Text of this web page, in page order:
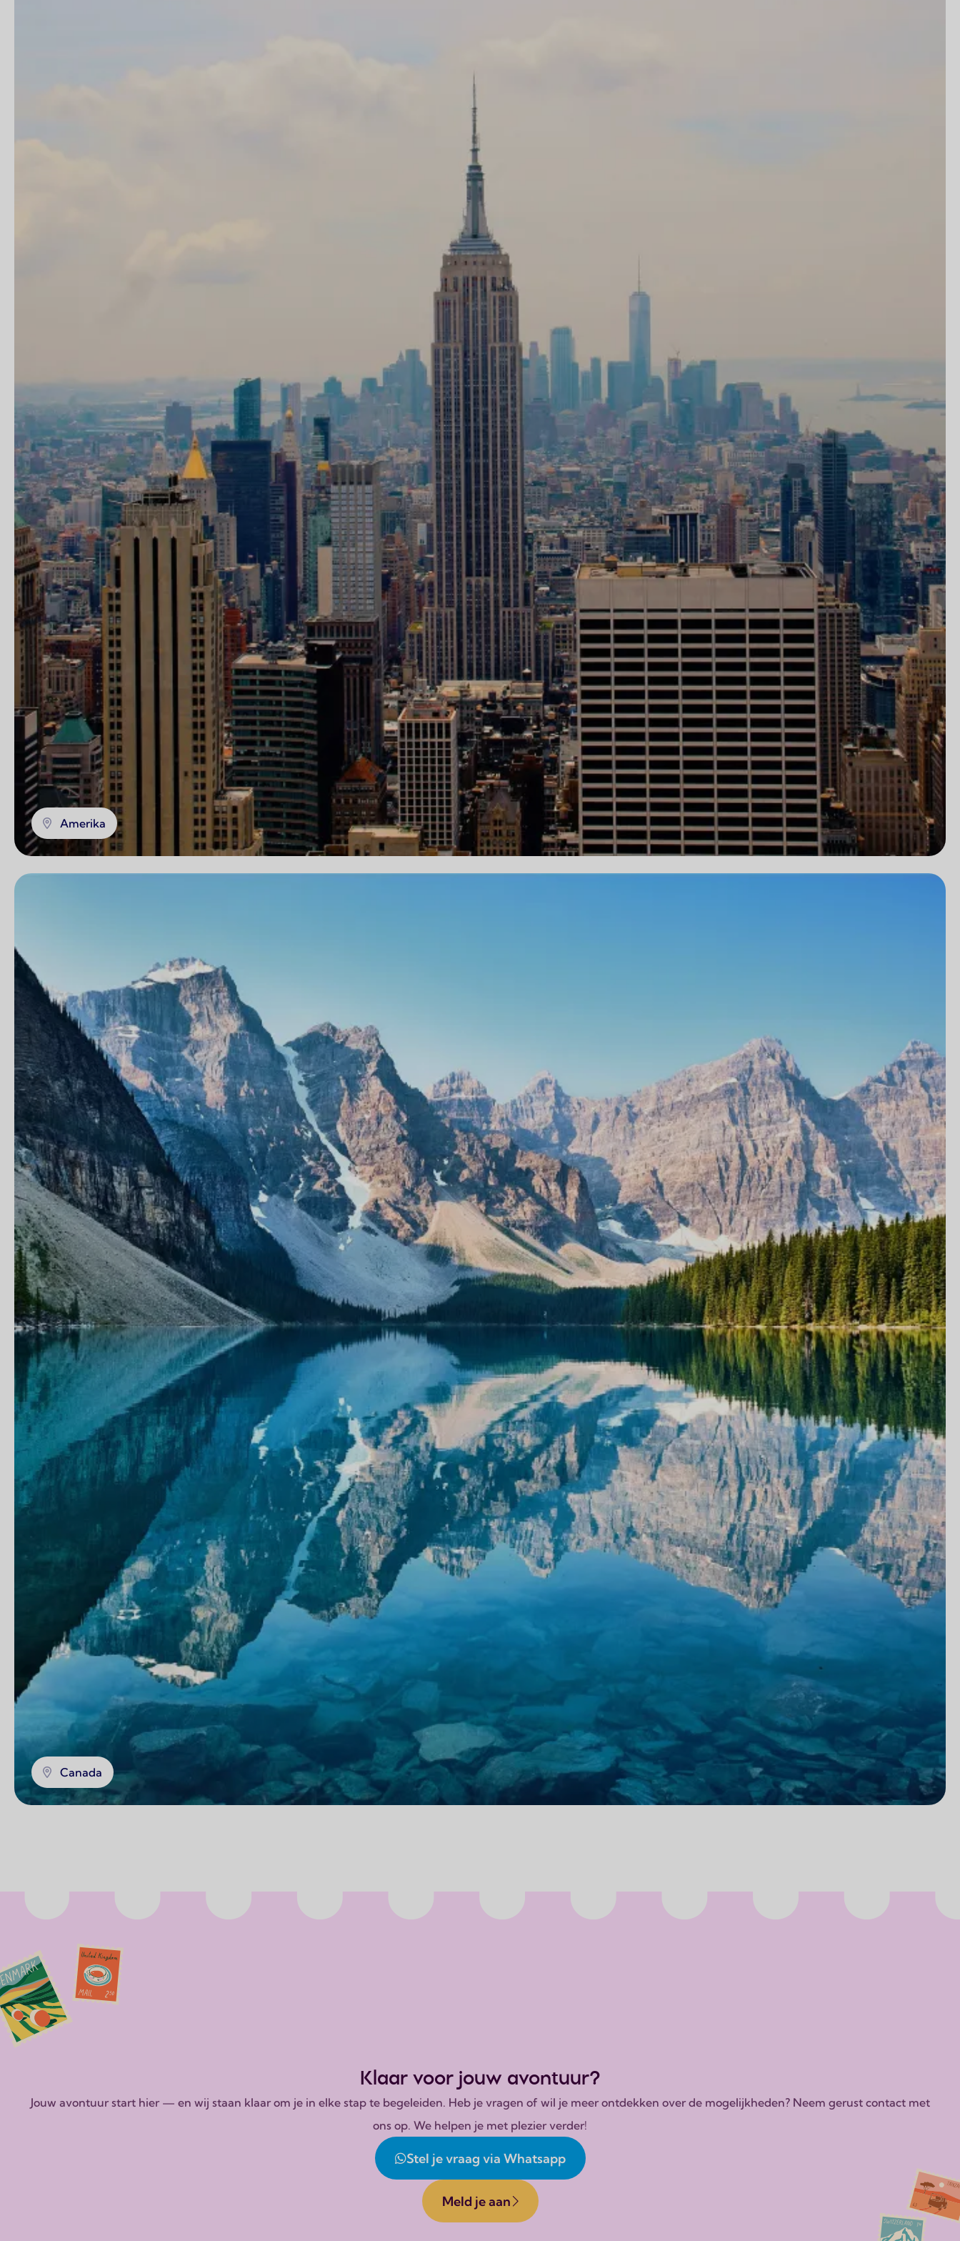
Amerika
Canada
Klaar voor jouw avontuur?
Jouw avontuur start hier — en wij staan klaar om je in elke stap te begeleiden. Heb je vragen of wil je meer ontdekken over de mogelijkheden? Neem gerust contact met
ons op. We helpen je met plezier verder!
Stel je vraag via Whatsapp
Meld je aan